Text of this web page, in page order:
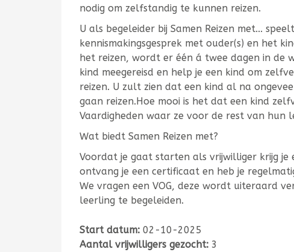
nodig om zelfstandig te kunnen reizen.
U als begeleider bij Samen Reizen met...
kennismakingsgesprek met ouder(s) en het
het reizen, wordt er één á twee dagen in de
kind meegereisd en help je een kind om
reizen. U zult zien dat een kind al na
gaan reizen.Hoe mooi is het dat een kind
Vaardigheden waar ze voor de rest van hun
Wat biedt Samen Reizen met?
Voordat je gaat starten als vrijwilliger krijg
ontvang je een certificaat en heb je
We vragen een VOG, deze wordt uiteraard
leerling te begeleiden.
Start datum: 02-10-2025
Aantal vrijwilligers gezocht: 3